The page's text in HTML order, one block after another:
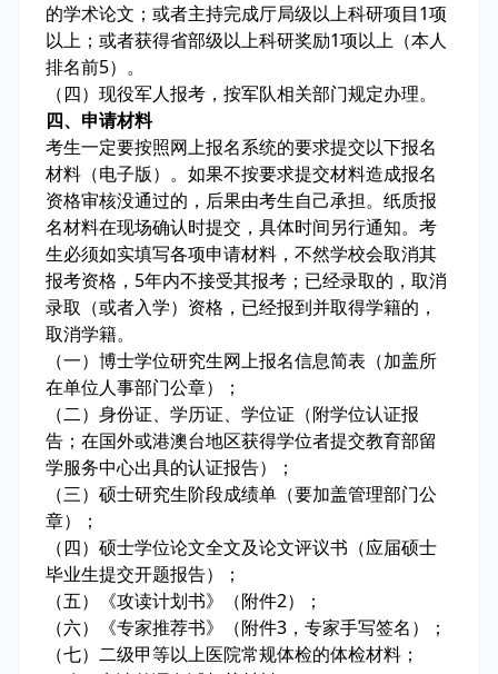
的学术论文；或者主持完成厅局级以上科研项目1项
以上；或者获得省部级以上科研奖励1项以上（本人
排名前5）。
（四）现役军人报考，按军队相关部门规定办理。
四、申请材料
考生一定要按照网上报名系统的要求提交以下报名
材料（电子版）。如果不按要求提交材料造成报名
资格审核没通过的，后果由考生自己承担。纸质报
名材料在现场确认时提交，具体时间另行通知。考
生必须如实填写各项申请材料，不然学校会取消其
报考资格，5年内不接受其报考；已经录取的，取消
录取（或者入学）资格，已经报到并取得学籍的，
取消学籍。
（一）博士学位研究生网上报名信息简表（加盖所
在单位人事部门公章）；
（二）身份证、学历证、学位证（附学位认证报
告；在国外或港澳台地区获得学位者提交教育部留
学服务中心出具的认证报告）；
（三）硕士研究生阶段成绩单（要加盖管理部门公
章）；
（四）硕士学位论文全文及论文评议书（应届硕士
毕业生提交开题报告）；
（五）《攻读计划书》（附件2）；
（六）《专家推荐书》（附件3，专家手写签名）；
（七）二级甲等以上医院常规体检的体检材料；